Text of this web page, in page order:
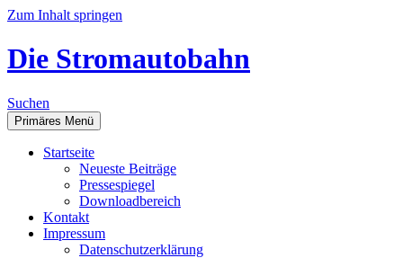
Zum Inhalt springen
Die Stromautobahn
Suchen
Primäres Menü
Start­sei­te
Neu­es­te Beiträge
Pres­se­spie­gel
Down­load­be­reich
Kon­takt
Impres­sum
Daten­schutz­er­klä­rung